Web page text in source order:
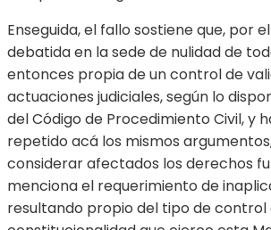
Enseguida, el fallo sostiene que, por
debatida en la sede de nulidad de
entonces propia de un control de
actuaciones judiciales, según lo
del Código de Procedimiento Civil, y
repetido acá los mismos
considerar afectados los derechos
menciona el requerimiento de
resultando propio del tipo de control